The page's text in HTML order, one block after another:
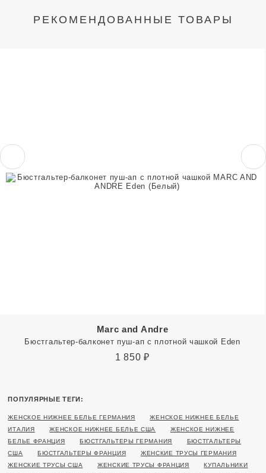
РЕКОМЕНДОВАННЫЕ ТОВАРЫ
Marc and Andre
Бюстгальтер-балконет пуш-ап с плотной чашкой Eden
1 850 ₽
ПОПУЛЯРНЫЕ ТЕГИ:
ЖЕНСКОЕ НИЖНЕЕ БЕЛЬЕ ГЕРМАНИЯ
ЖЕНСКОЕ НИЖНЕЕ БЕЛЬЕ
ИТАЛИЯ
ЖЕНСКОЕ НИЖНЕЕ БЕЛЬЕ США
ЖЕНСКОЕ НИЖНЕЕ
БЕЛЬЕ ФРАНЦИЯ
БЮСТГАЛЬТЕРЫ ГЕРМАНИЯ
БЮСТГАЛЬТЕРЫ
США
БЮСТГАЛЬТЕРЫ ФРАНЦИЯ
ЖЕНСКИЕ ТРУСЫ ГЕРМАНИЯ
ЖЕНСКИЕ ТРУСЫ США
ЖЕНСКИЕ ТРУСЫ ФРАНЦИЯ
КУПАЛЬНИКИ